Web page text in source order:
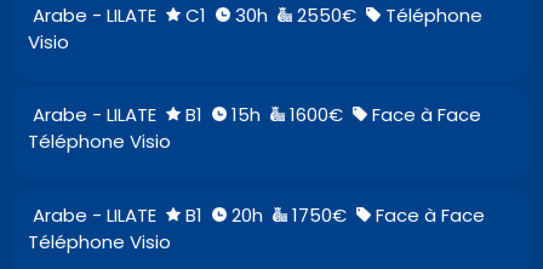
Arabe - LILATE C1 30h 2550€
Téléphone
Visio
Arabe - LILATE B1 15h 1600€
Face à Face
Téléphone Visio
Arabe - LILATE B1 20h 1750€
Face à Face
Téléphone Visio